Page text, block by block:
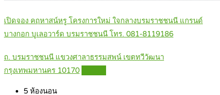
เปิดจอง คฤหาสน์หรู โครงการใหม่ ใจกลางบรมราชชนนี แกรนด์
บางกอก บูเลอวาร์ด บรมราชชนนี โทร. 081-8119186
ถ. บรมราชชนนี แขวงศาลาธรรมสพน์ เขตทวีวัฒนา
กรุงเทพมหานคร 10170
5 ห้องนอน